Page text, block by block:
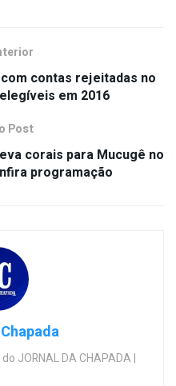
contas rejeitadas no
em 2016
Post
corais para Mucugê no
programação
JORNAL DA CHAPADA |